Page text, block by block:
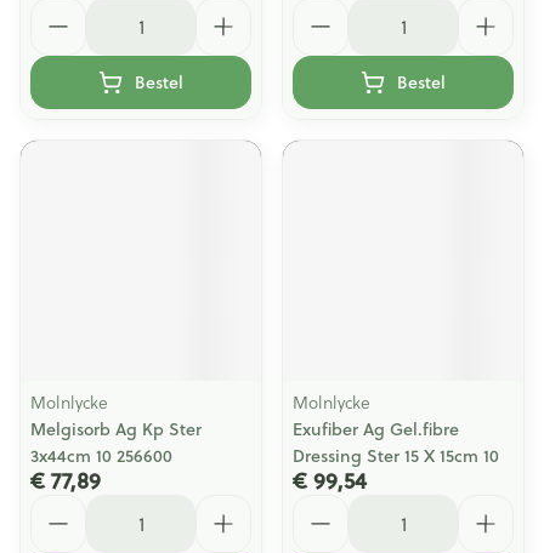
Bestel Bestel
Molnlycke
Melgisorb Ag Kp Ster
3x44cm 10 256600
€ 77,89
Molnlycke
Exufiber Ag Gel.fibre
Dressing Ster 15 X 15cm 10
€ 99,54